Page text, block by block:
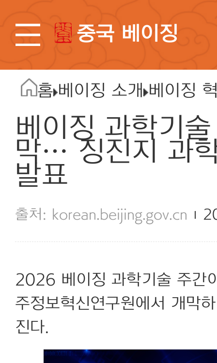
중국 베이징
홈 베이징 소개 베이징
베이징 과학기
막… 징진지 과
발표
korean.beijing.gov.cn
2026 베이징 과학기술 주간
주정보혁신연구원에서 개막
진다.